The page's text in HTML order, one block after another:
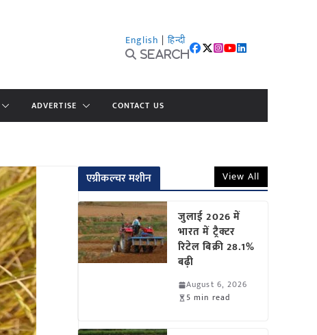
English | हिन्दी
Search
ADVERTISE CONTACT US
एग्रीकल्चर मशीन View All
जुलाई 2026 में
भारत में ट्रैक्टर
रिटेल बिक्री 28.1%
बढ़ी
August 6, 2026
5 min read